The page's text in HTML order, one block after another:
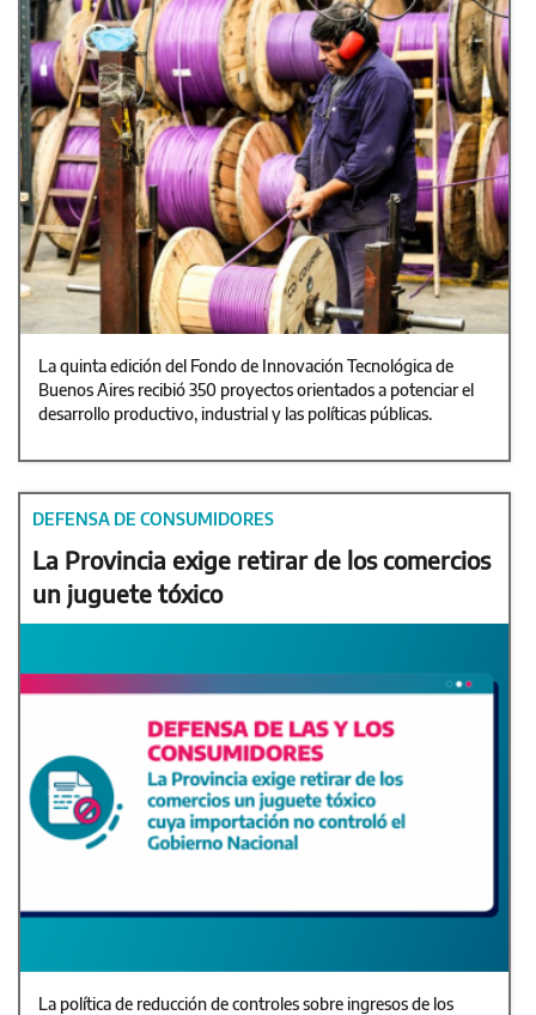
La quinta edición del Fondo de Innovación Tecnológica de
Buenos Aires recibió 350 proyectos orientados a potenciar el
desarrollo productivo, industrial y las políticas públicas.
DEFENSA DE CONSUMIDORES
La Provincia exige retirar de los comercios
un juguete tóxico
La política de reducción de controles sobre ingresos de los